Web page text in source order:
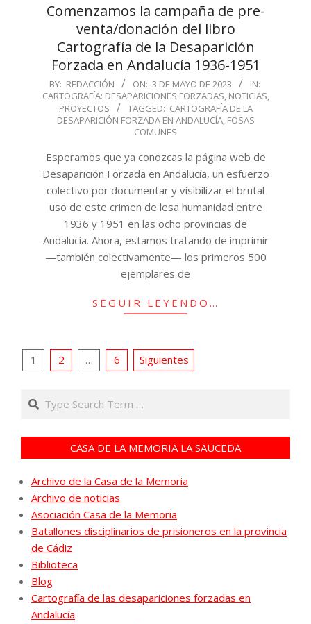
Comenzamos la campaña de pre-
venta/donación del libro
Cartografía de la Desaparición
Forzada en Andalucía 1936-1951
2023-
05-
BY: REDACCIÓN ON: 3 DE MAYO DE 2023
IN:
CARTOGRAFÍA: DESAPARICIONES FORZADAS, NOTICIAS,
PROYECTOS
TAGGED: CARTOGRAFÍA DE LA
DESAPARICIÓN FORZADA EN ANDALUCÍA, FOSAS
COMUNES
Esperamos que ya conozcas la página web de
Desaparición Forzada en Andalucía, un esfuerzo
colectivo por documentar y visibilizar el brutal
uso de este crimen de lesa humanidad entre
1936 y 1951 en las ocho provincias de
Andalucía. Ahora, estamos tratando de imprimir
—también colectivamente— los primeros 500
ejemplares de
SEGUIR LEYENDO…
Paginación
entradas
1 2 … 6 Siguientes
Search
CASA DE LA MEMORIA LA SAUCEDA
Archivo de la Casa de la Memoria
Archivo de noticias
Asociación Casa de la Memoria
Batallones disciplinarios de prisioneros en la provincia
de Cádiz
Biblioteca
Blog
Cartografía de las desapariciones forzadas en
Andalucía